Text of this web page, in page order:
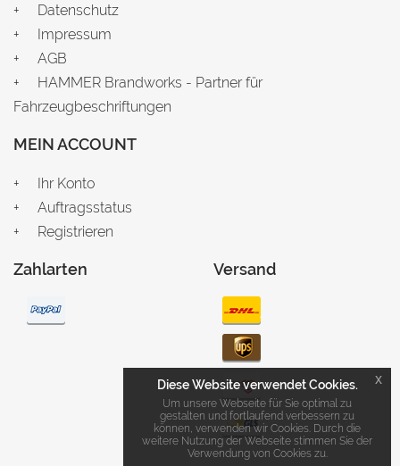
Datenschutz
Impressum
AGB
HAMMER Brandworks - Partner für
Fahrzeugbeschriftungen
MEIN ACCOUNT
Ihr Konto
Auftragsstatus
Registrieren
Zahlarten Versand
Diese Website verwendet Cookies.
Um unsere Webseite für Sie optimal zu
gestalten und fortlaufend verbessern zu
können, verwenden wir Cookies. Durch die
weitere Nutzung der Webseite stimmen Sie der
Verwendung von Cookies zu.
x